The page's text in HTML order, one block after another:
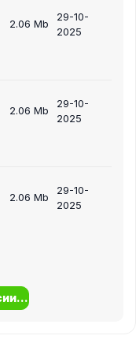
2.06 Mb
29-10-
2025
2.06 Mb
29-10-
2025
2.06 Mb
29-10-
2025